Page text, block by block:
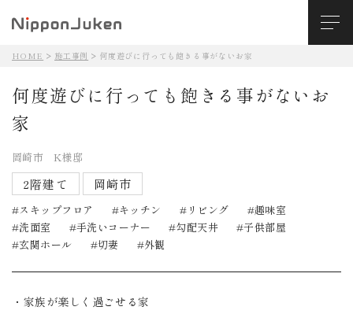
HOME 施工事例 何度遊びに行っても飽きる事がないお家
何度遊びに行っても飽きる事がないお
家
岡崎市 K様邸
2階建て 岡崎市
スキップフロア キッチン リビング
趣味室
洗面室
手洗いコーナー 勾配天井
子供部屋
玄関ホール
切妻 外観
・家族が楽しく過ごせる家